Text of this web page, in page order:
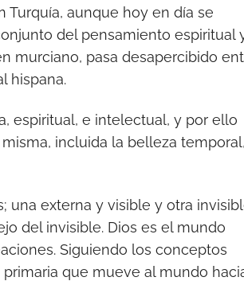
aunque hoy en día se
del pensamiento espiritual
murciano, pasa desapercibido
hispana.
espiritual, e intelectual, y por ello
incluida la belleza
una externa y visible y otra
del invisible. Dios es el mundo
Siguiendo los conceptos
que mueve al mundo